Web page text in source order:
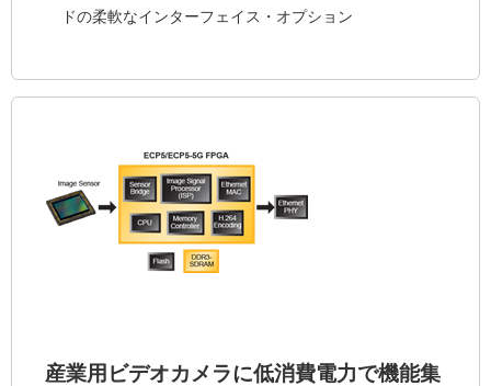
ドの柔軟なインターフェイス・オプション
産業用ビデオカメラに低消費電力で機能集